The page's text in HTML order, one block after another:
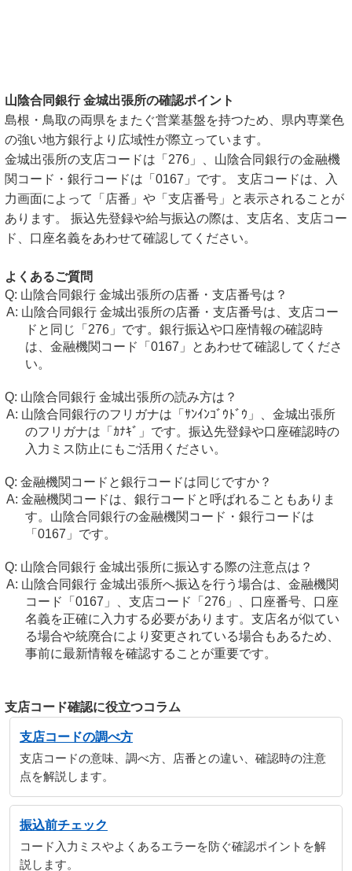
山陰合同銀行 金城出張所の確認ポイント
島根・鳥取の両県をまたぐ営業基盤を持つため、県内専業色
の強い地方銀行より広域性が際立っています。
金城出張所の支店コードは「276」、山陰合同銀行の金融機
関コード・銀行コードは「0167」です。 支店コードは、入
力画面によって「店番」や「支店番号」と表示されることが
あります。 振込先登録や給与振込の際は、支店名、支店コー
ド、口座名義をあわせて確認してください。
よくあるご質問
山陰合同銀行 金城出張所の店番・支店番号は？
山陰合同銀行 金城出張所の店番・支店番号は、支店コー
ドと同じ「276」です。銀行振込や口座情報の確認時
は、金融機関コード「0167」とあわせて確認してくださ
い。
山陰合同銀行 金城出張所の読み方は？
山陰合同銀行のフリガナは「ｻﾝｲﾝｺﾞｳﾄﾞｳ」、金城出張所
のフリガナは「ｶﾅｷﾞ」です。振込先登録や口座確認時の
入力ミス防止にもご活用ください。
金融機関コードと銀行コードは同じですか？
金融機関コードは、銀行コードと呼ばれることもありま
す。山陰合同銀行の金融機関コード・銀行コードは
「0167」です。
山陰合同銀行 金城出張所に振込する際の注意点は？
山陰合同銀行 金城出張所へ振込を行う場合は、金融機関
コード「0167」、支店コード「276」、口座番号、口座
名義を正確に入力する必要があります。支店名が似てい
る場合や統廃合により変更されている場合もあるため、
事前に最新情報を確認することが重要です。
支店コード確認に役立つコラム
支店コードの調べ方
支店コードの意味、調べ方、店番との違い、確認時の注意
点を解説します。
振込前チェック
コード入力ミスやよくあるエラーを防ぐ確認ポイントを解
説します。